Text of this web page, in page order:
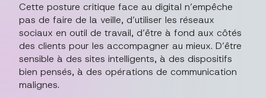
Cette posture critique face au digital n’empêche
pas de faire de la veille, d’utiliser les réseaux
sociaux en outil de travail, d’être à fond aux côtés
des clients pour les accompagner au mieux. D’être
sensible à des sites intelligents, à des dispositifs
bien pensés, à des opérations de communication
malignes.